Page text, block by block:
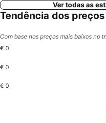
Ver todas as
Tendência dos preços
Com base nos preços mais baixos no
€ 0
€ 0
€ 0